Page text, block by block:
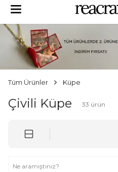
Tüm Ürünler Küpe
Çivili Küpe 33 ürün